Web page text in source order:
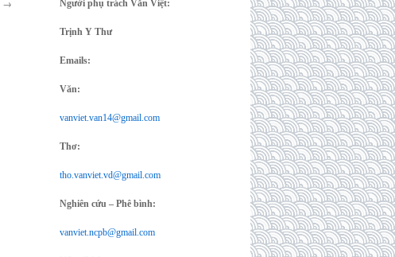
→ Người phụ trách Văn Việt:
Trịnh Y Thư
Emails:
Văn:
vanviet.van14@gmail.com
Thơ:
tho.vanviet.vd@gmail.com
Nghiên cứu – Phê bình:
vanviet.ncpb@gmail.com